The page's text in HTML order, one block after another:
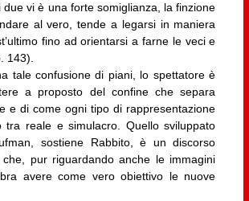
due vi è una forte somiglianza, la finzione
al vero, tende a legarsi in maniera
fino ad orientarsi a farne le veci e
143).
tale confusione di piani, lo spettatore è
a proposto del confine che separa
e di come ogni tipo di rappresentazione
tra reale e simulacro. Quello sviluppato
sostiene Rabbito, è un discorso
che, pur riguardando anche le immagini
avere come vero obiettivo le nuove